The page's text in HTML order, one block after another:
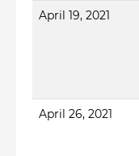
April 19, 2021
April 26, 2021